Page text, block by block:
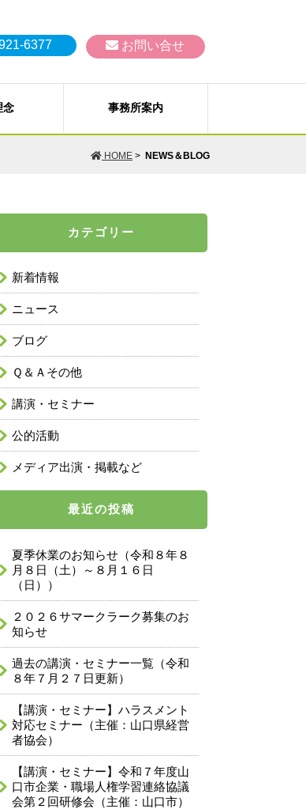
お問い合せ
6377
浦部 真奈 弁護士
支払いいただく料金（費用）に
念 事務所案内
HOME > NEWS＆BLOG
カテゴリー
新着情報
ニュース
ブログ
Ｑ＆Ａその他
講演・セミナー
公的活動
メディア出演・掲載など
最近の投稿
夏季休業のお知らせ（令和８年８
月８日（土）～８月１６日
（日））
２０２６サマークラーク募集のお
知らせ
過去の講演・セミナー一覧（令和
８年７月２７日更新）
【講演・セミナー】ハラスメント
対応セミナー（主催：山口県経営
者協会）
【講演・セミナー】令和７年度山
口市企業・職場人権学習連絡協議
会第２回研修会（主催：山口市）